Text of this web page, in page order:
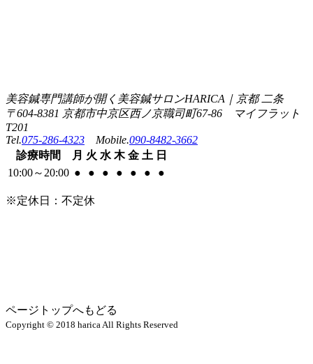
美容鍼専門講師が開く美容鍼サロンHARICA｜京都 二条
〒604-8381 京都市中京区西ノ京職司町67-86 マイフラット
T201
Tel.075-286-4323 Mobile.090-8482-3662
診療時間 月 火 水 木 金 土 日
10:00～20:00 ● ● ● ● ● ● ●
※定休日：不定休
ページトップへもどる
Copyright © 2018 harica All Rights Reserved